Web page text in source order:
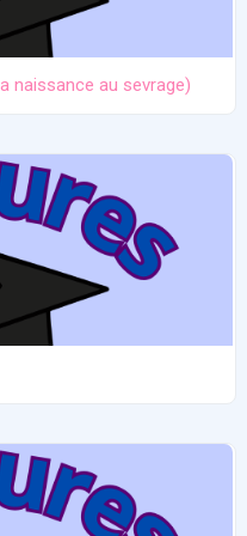
naissance au sevrage)